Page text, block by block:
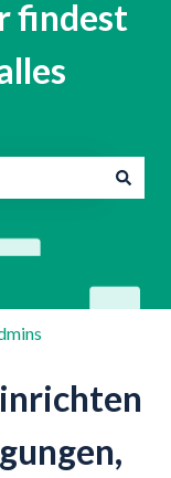
findest